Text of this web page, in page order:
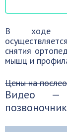
В ходе
снятия
мышц и
Цены на
Видео —